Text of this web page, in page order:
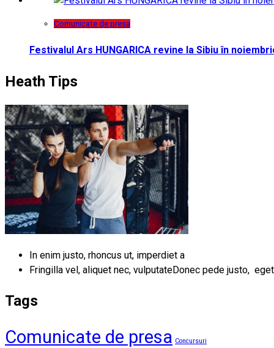
Comunicate de presa
Festivalul Ars HUNGARICA revine la Sibiu în
Heath Tips
In enim justo, rhoncus ut, imperdiet a
Fringilla vel, aliquet nec, vulputateDonec pede justo,
Tags
Comunicate de presa Concursuri